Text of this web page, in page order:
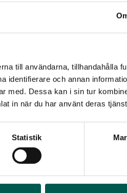
till användarna, tillhandahålla
identifierare och annan
med. Dessa kan i sin tur
in när du har använt deras
Statistik
ORIGINAL
FRAM OCH
Artikelnr:
BORLA CATBACK